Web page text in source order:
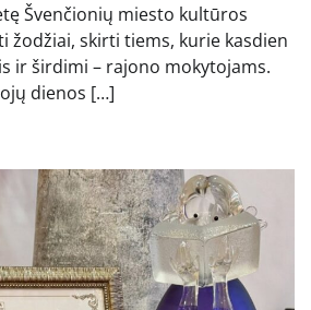
Švenčionių miesto kultūros
žodžiai, skirti tiems, kurie kasdien
ir širdimi – rajono mokytojams.
dienos […]